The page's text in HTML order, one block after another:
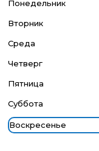
Понедельник
Вторник
Среда
Четверг
Пятница
Суббота
Воскресенье